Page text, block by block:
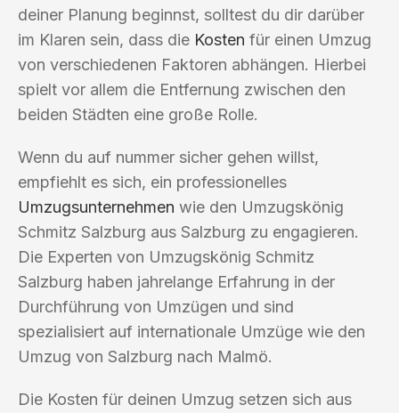
deiner Planung beginnst, solltest du dir darüber
im Klaren sein, dass die Kosten für einen Umzug
von verschiedenen Faktoren abhängen. Hierbei
spielt vor allem die Entfernung zwischen den
beiden Städten eine große Rolle.
Wenn du auf nummer sicher gehen willst,
empfiehlt es sich, ein professionelles
Umzugsunternehmen wie den Umzugskönig
Schmitz Salzburg aus Salzburg zu engagieren.
Die Experten von Umzugskönig Schmitz
Salzburg haben jahrelange Erfahrung in der
Durchführung von Umzügen und sind
spezialisiert auf internationale Umzüge wie den
Umzug von Salzburg nach Malmö.
Die Kosten für deinen Umzug setzen sich aus